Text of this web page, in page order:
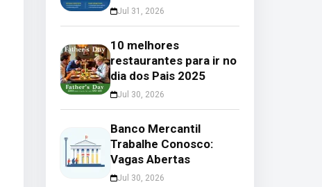
Jul 31, 2026
10 melhores
restaurantes para ir no
dia dos Pais 2025
Jul 30, 2026
Banco Mercantil
Trabalhe Conosco:
Vagas Abertas
Jul 30, 2026